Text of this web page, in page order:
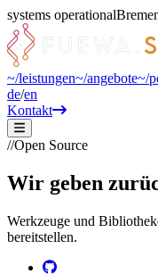
systems operational
~/leistungen~/angebote~/
de/en
Kontakt
//Open Source
Wir geben
Werkzeuge und
bereitstellen.